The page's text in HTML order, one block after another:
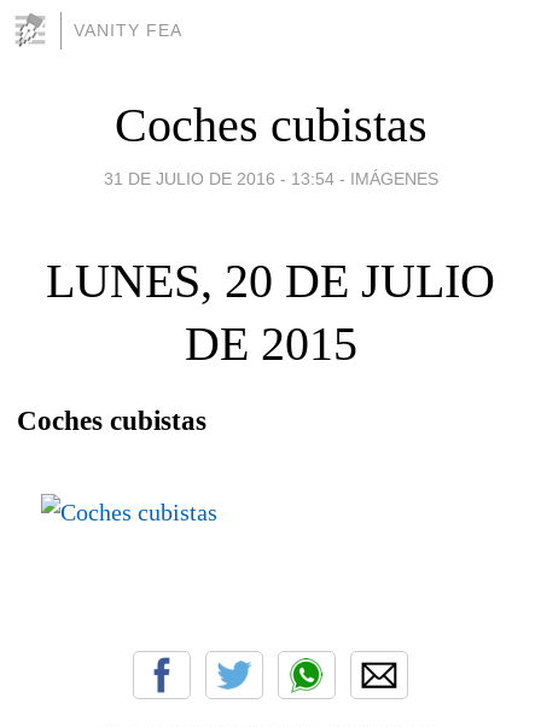
VANITY FEA
Coches cubistas
31 DE JULIO DE 2016 - 13:54 - IMÁGENES
LUNES, 20 DE JULIO
DE 2015
Coches cubistas